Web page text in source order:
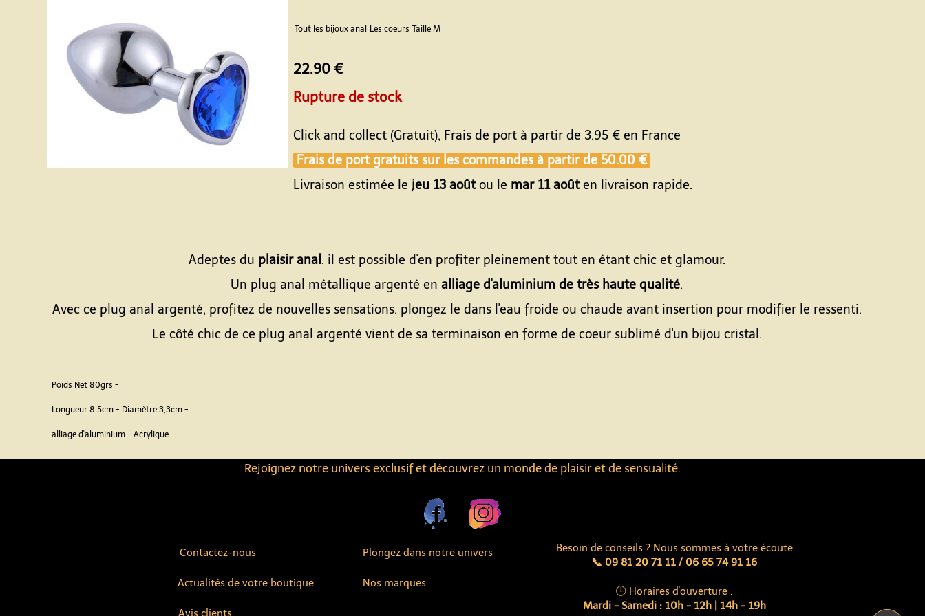
Contactez-nous
Actualités de votre boutique
Avis clients
Nos marques
Rejoignez notre univers exclusif et découvrez un monde de plaisir et de sensualité.
Besoin de conseils ? Nous sommes à votre écoute
📞 09 81 20 71 11 / 06 65 74 91 16
🕒 Horaires d'ouverture :
Mardi - Samedi : 10h - 12h | 14h - 19h
Plongez dans notre univers
Tout les bijoux anal Les coeurs Taille M
22.90 €
Rupture de stock
Click and collect (Gratuit), Frais de port à partir de 3.95 € en France
Frais de port gratuits sur les commandes à partir de 50.00 €
Livraison estimée le jeu 13 aoûtou le mar 11 aoûten livraison rapide.
Adeptes du plaisir anal , il est possible d'en profiter pleinement tout en étant chic et glamour.
Un plug anal métallique argenté en alliage d'aluminium de très haute qualité.
Avec ce plug anal argenté, profitez de nouvelles sensations, plongez le dans l'eau froide ou chaude avant insertion pour modifier le ressenti.
Le côté chic de ce plug anal argenté vient de sa terminaison en forme de coeur sublimé d'un bijou cristal.
Poids Net 80grs -
Longueur 8,5cm - Diamètre 3,3cm -
alliage d'aluminium - Acrylique